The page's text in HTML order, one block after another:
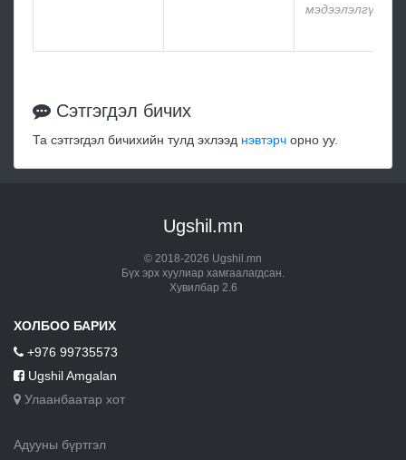
мэдээлэлгүй
Сэтгэгдэл бичих
Та сэтгэгдэл бичихийн тулд эхлээд нэвтэрч орно уу.
Ugshil.mn
© 2018-2026 Ugshil.mn
Бүх эрх хуулиар хамгаалагдсан.
Хувилбар 2.6
ХОЛБОО БАРИХ
+976 99735573
Ugshil Amgalan
Улаанбаатар хот
Адууны бүртгэл